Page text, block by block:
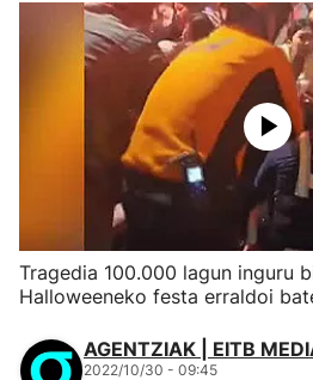
Tragedia 100.000 lagun inguru
Halloweeneko festa erraldoi
AGENTZIAK | EITB
2022/10/30 - 09:45